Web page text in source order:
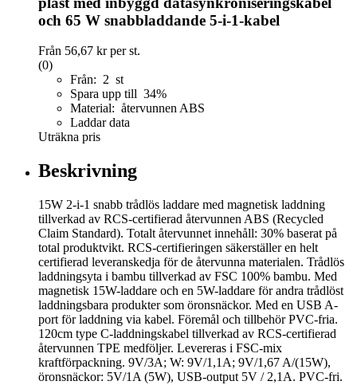
och 65 W snabbladdande 5-i-1-kabel
Från 56,67 krper st.
(0)
Från: 2 st
Spara upp till 34%
Material: återvunnen ABS
Laddar data
Uträkna pris
Beskrivning
15W 2-i-1 snabb trådlös laddare med magnetisk laddning
tillverkad av RCS-certifierad återvunnen ABS (Recycled
Claim Standard). Totalt återvunnet innehåll: 30% baserat på
total produktvikt. RCS-certifieringen säkerställer en helt
certifierad leveranskedja för de återvunna materialen. Trådlös
laddningsyta i bambu tillverkad av FSC 100% bambu. Med
magnetisk 15W-laddare och en 5W-laddare för andra trådlöst
laddningsbara produkter som öronsnäckor. Med en USB A-
port för laddning via kabel. Föremål och tillbehör PVC-fria.
120cm type C-laddningskabel tillverkad av RCS-certifierad
återvunnen TPE medföljer. Levereras i FSC-mix
kraftförpackning. 9V/3A; W: 9V/1,1A; 9V/1,67 A/(15W),
öronsnäckor: 5V/1A (5W), USB-output 5V / 2,1A. PVC-fri.